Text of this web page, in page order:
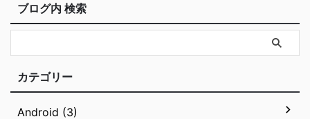
ブログ内 検索
カテゴリー
Android (3)